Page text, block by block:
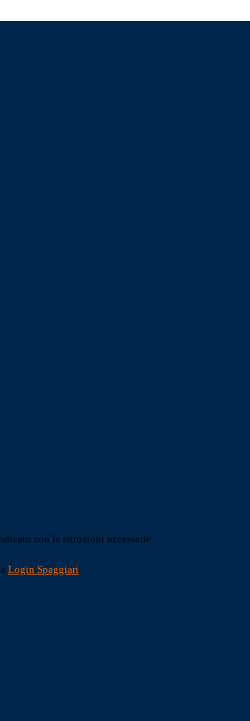
con le istruzioni necessarie.
Login Spaggiari